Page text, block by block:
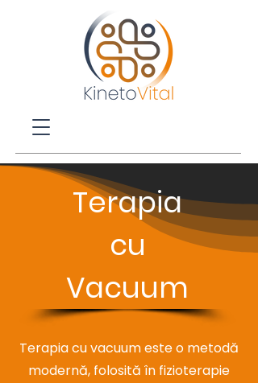
Terapia
cu
Vacuum
Terapia cu vacuum este o metodă
modernă, folosită în fizioterapie